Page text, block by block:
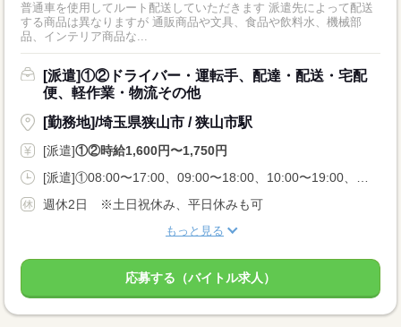
普通車を使用してルート配送していただきます 派遣先によって配送
する商品は異なりますが 通販商品や文具、食品や飲料水、機械部
品、インテリア商品な...
[派遣]①②ドライバー・運転手、配達・配送・宅配
便、軽作業・物流その他
[勤務地]/埼玉県狭山市 / 狭山市駅
[派遣]①②時給1,600円〜1,750円
週休2日 ※土日祝休み、平日休みも可
もっと見る
応募する（バイトル求人）